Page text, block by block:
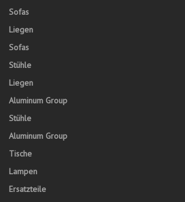
Sofas
Liegen
Sofas
Stühle
Liegen
Aluminum Group
Stühle
Aluminum Group
Tische
Lampen
Ersatzteile